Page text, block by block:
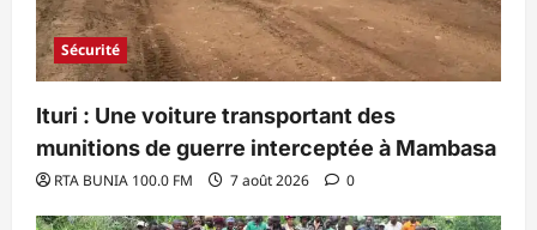
Sécurité
Ituri : Une voiture transportant des
munitions de guerre interceptée à Mambasa
RTA BUNIA 100.0 FM 7 août 2026 0